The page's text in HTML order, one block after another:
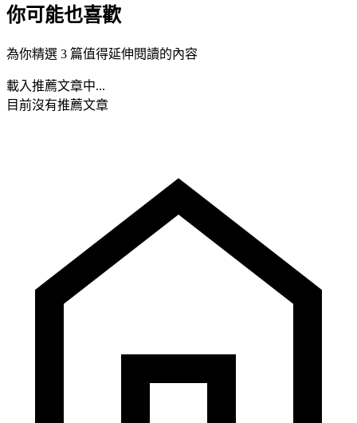
你可能也喜歡
為你精選 3 篇值得延伸閱讀的內容
載入推薦文章中...
目前沒有推薦文章